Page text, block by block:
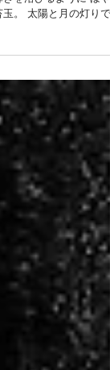
。 太陽と月の灯りで
ださい。 たまたま通
ていた。 それから僕